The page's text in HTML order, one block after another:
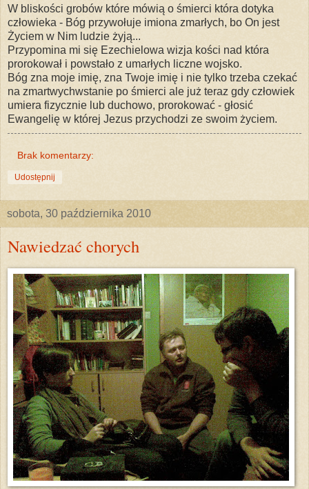
W bliskości grobów które mówią o śmierci która dotyka
człowieka - Bóg przywołuje imiona zmarłych, bo On jest
Życiem w Nim ludzie żyją...
Przypomina mi się Ezechielowa wizja kości nad która
prorokował i powstało z umarłych liczne wojsko.
Bóg zna moje imię, zna Twoje imię i nie tylko trzeba czekać
na zmartwychwstanie po śmierci ale już teraz gdy człowiek
umiera fizycznie lub duchowo, prorokować - głosić
Ewangelię w której Jezus przychodzi ze swoim życiem.
Brak komentarzy:
Udostępnij
sobota, 30 października 2010
Nawiedzać chorych